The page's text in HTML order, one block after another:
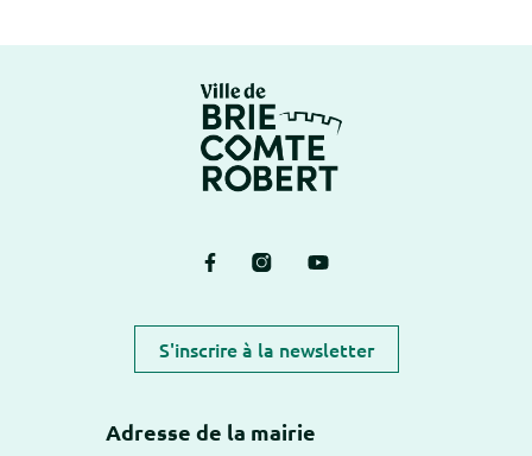
Lien vers le compte Facebook
Lien vers le compte Instagram
Lien vers la chaîne
S'inscrire à la newsletter
Adresse de la mairie